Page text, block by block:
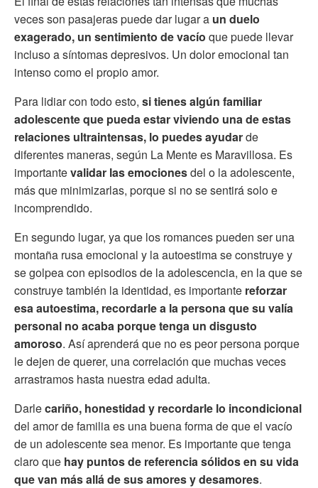
veces son pasajeras puede dar lugar a un duelo
exagerado, un sentimiento de vacío que puede llevar
incluso a síntomas depresivos. Un dolor emocional tan
intenso como el propio amor.
Para lidiar con todo esto, si tienes algún familiar
adolescente que pueda estar viviendo una de estas
relaciones ultraintensas, lo puedes ayudarde
diferentes maneras, según La Mente es Maravillosa. Es
importantevalidar las emocionesdel o la adolescente,
más que minimizarlas, porque si no se sentirá solo e
incomprendido.
En segundo lugar, ya que los romances pueden ser una
montaña rusa emocional y la autoestima se construye y
se golpea con episodios de la adolescencia, en la que se
construye también la identidad, es importante reforzar
esa autoestima, recordarle a la persona que su valía
personal no acaba porque tenga un disgusto
amoroso. Así aprenderá que no es peor persona porque
le dejen de querer, una correlación que muchas veces
arrastramos hasta nuestra edad adulta.
Darlecariño, honestidad y recordarle lo incondicional
del amor de familia es una buena forma de que el vacío
de un adolescente sea menor. Es importante que tenga
claro que hay puntos de referencia sólidos en su vida
que van más allá de sus amores y desamores.